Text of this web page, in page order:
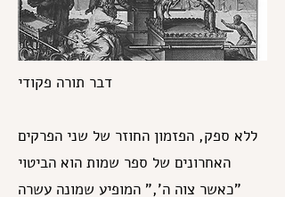
דבר תורה פקודי
ללא ספק, הפזמון החוזר של שני הפרקים
האחרונים של ספר שמות הוא הביטוי
"כאשר צוה ה'," המופיע שמונה עשרה